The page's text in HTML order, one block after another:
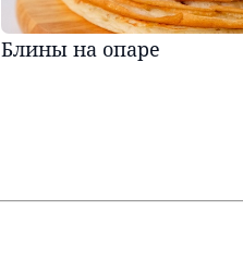
Блины на опаре